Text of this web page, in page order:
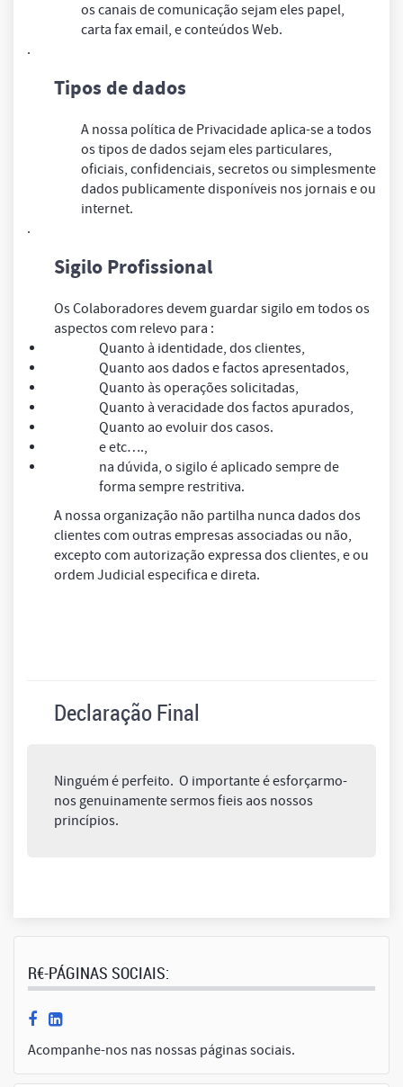
os canais de comunicação sejam eles papel,
carta fax email, e conteúdos Web.
.
Tipos de dados
A nossa política de Privacidade aplica-se a todos
os tipos de dados sejam eles particulares,
oficiais, confidenciais, secretos ou simplesmente
dados publicamente disponíveis nos jornais e ou
internet.
.
Sigilo Profissional
Os Colaboradores devem guardar sigilo em todos os
aspectos com relevo para :
Quanto à identidade, dos clientes,
Quanto aos dados e factos apresentados,
Quanto às operações solicitadas,
Quanto à veracidade dos factos apurados,
Quanto ao evoluir dos casos.
e etc….,
na dúvida, o sigilo é aplicado sempre de
forma sempre restritiva.
A nossa organização não partilha nunca dados dos
clientes com outras empresas associadas ou não,
excepto com autorização expressa dos clientes, e ou
ordem Judicial especifica e direta.
Declaração Final
Ninguém é perfeito. O importante é esforçarmo-
nos genuinamente sermos fieis aos nossos
princípios.
R€-PÁGINAS SOCIAIS:
Acompanhe-nos nas nossas páginas sociais.